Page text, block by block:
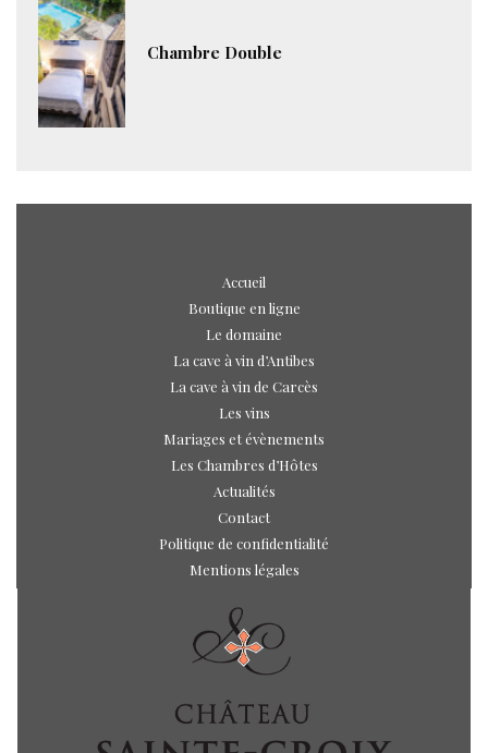
Chambre Double
Accueil
Boutique en ligne
Le domaine
La cave à vin d’Antibes
La cave à vin de Carcès
Les vins
Mariages et évènements
Les Chambres d’Hôtes
Actualités
Contact
Politique de confidentialité
Mentions légales